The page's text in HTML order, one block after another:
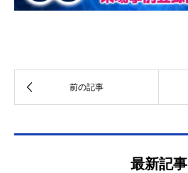
最新記事